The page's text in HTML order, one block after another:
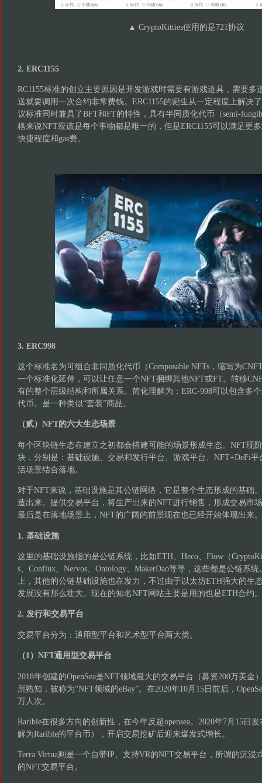
▲ CryptoKitties使用的是721协议
2. ERC1155
RC1155标准的创立主要原因是开发游戏时需要有游戏道具，需要多
送就要调用一次合约非常费钱。ERC1155的诞生从一定程度上解决
议标准同时兼具了BFT和FT的特性，具有半同质化代币（semi-
格来说NFT应该是每个事物都是唯一的，但是ERC1155可以满足更
快捷程度和gas费。
3. ERC998
这个标准名为可组合非同质化代币（Composable NFTs，缩写为
一个标准化延伸，可以让任意一个NFT捆绑其他NFT或FT。转移
有的整个层级结构和所属关系。简化理解为：ERC-998可以包含多
代币。是一种类似“套装”商品。
（贰）NFT的六大生态场景
每个区块链生态在建立之初都会搭建可能的场景形成生态。NFT现
块，分别是：基础设施、交易和发行平台、游戏平台、NFT+DeFi
活场景结合落地。
对于NFT来说，基础设施是其公链网络，它是整个生态形成的基础
造出来。提供交易平台，将生产出来的NFT进行销售，形成交易市
最后是在落地场景上，NFT的广阔的前景现在也已经开始体现出来。
1. 基础设施
这里的基础设施指的是公链系统，比如ETH、Heco、Flow（
s、Conflux、Nervos、Ontology、MakerDao等等，这些都是公链系
上，其他的公链基础设施也在发力，不过由于以太坊ETH强大的生
发展没有那么壮大。现在的知名NFT网站主要是用的也是ETH合约。
2. 发行和交易平台
交易平台分为：通用型平台和艺术型平台两大类。
（1）NFT通用型交易平台
2018年创建的OpenSea是NFT领域最大的交易平台（募资200万美金
所熟知，被称为“NFT领域的eBay”。在2020年10月15日前后，
万人次。
Rarible在很多方向的创新性，在今年反超opensea。2020年7月15日
解为Rarible的平台币），开启交易挖矿后迎来爆发式增长。
Terra Virtua则是一个自带IP、支持VR的NFT交易平台，所谓的沉浸
的NFT交易平台。